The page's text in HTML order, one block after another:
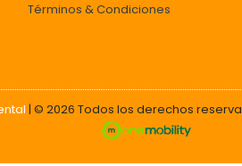
Términos &Condiciones
| © 2026 Todos los derechos